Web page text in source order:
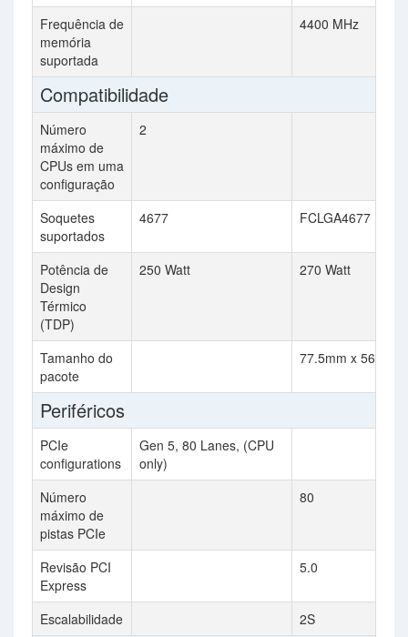
Frequência de
memória
suportada
4400 MHz
Compatibilidade
Número
máximo de
CPUs em uma
configuração
2
Soquetes
suportados
4677 FCLGA4677
Potência de
Design
Térmico
(TDP)
250 Watt 270 Watt
Tamanho do
pacote
77.5mm x 56.5mm
Periféricos
PCIe
configurations
Gen 5, 80 Lanes, (CPU
only)
Número
máximo de
pistas PCIe
80
Revisão PCI
Express
5.0
Escalabilidade 2S